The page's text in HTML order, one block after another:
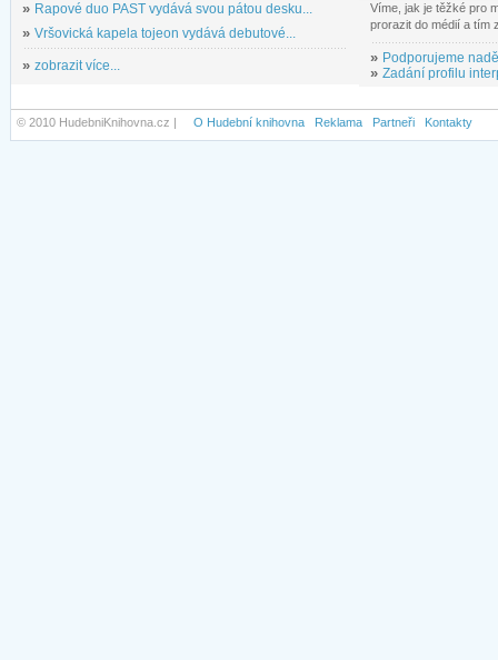
» Rapové duo PAST vydává svou pátou desku...
» Vršovická kapela tojeon vydává debutové...
» zobrazit více...
Víme, jak je těžké pro
prorazit do médií a tím
» Podporujeme
» Zadání profilu
© 2010 HudebniKnihovna.cz | O Hudební knihovna Reklama Partneři Kontakty